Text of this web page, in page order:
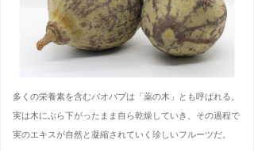
多くの栄養素を含むバオバブは「薬の木」とも呼ばれる。
実は木にぶら下がったまま自ら乾燥していき、その過程で
実のエキスが自然と凝縮されていく珍しいフルーツだ。